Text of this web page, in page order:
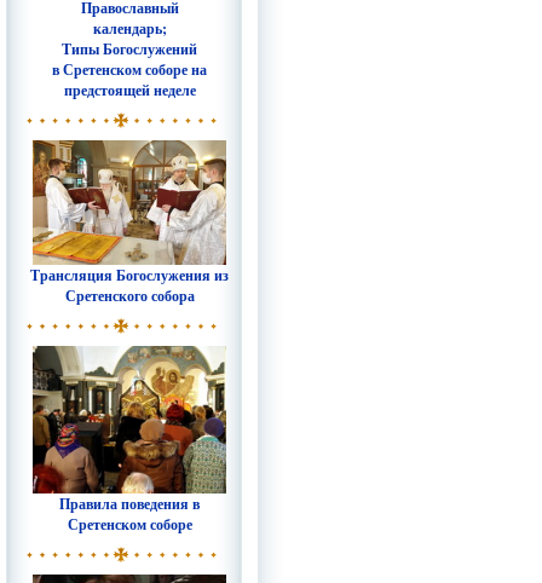
Православный
календарь;
Типы Богослужений
в Сретенском соборе на
предстоящей неделе
Трансляция Богослужения из
Сретенского собора
Правила поведения в
Сретенском соборе